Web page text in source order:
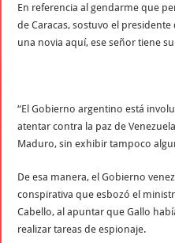
En referencia al gendarme que
de Caracas, sostuvo el
una novia aquí, ese señor tiene
“El Gobierno argentino está
atentar contra la paz de
Maduro, sin exhibir tampoco
De esa manera, el Gobierno
conspirativa que esbozó el
Cabello, al apuntar que Gallo
realizar tareas de espionaje.